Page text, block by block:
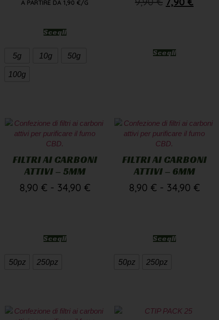
A PARTIRE DA 1,90 €/G
Scegli
5g 10g 50g
100g
Scegli
FILTRI AI CARBONI
ATTIVI – 5MM
8,90 € - 34,90 €
Scegli
50pz 250pz
FILTRI AI CARBONI
ATTIVI – 6MM
8,90 € - 34,90 €
Scegli
50pz 250pz